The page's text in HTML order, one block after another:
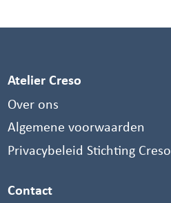
Atelier Creso
Over ons
Algemene voorwaarden
Privacybeleid Stichting Creso
Contact